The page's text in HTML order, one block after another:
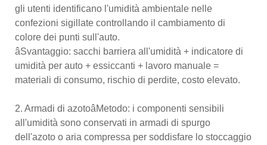
gli utenti identificano l'umidità ambientale nelle
confezioni sigillate controllando il cambiamento di
colore dei punti sull'auto.
âSvantaggio: sacchi barriera all'umidità + indicatore di
umidità per auto + essiccanti + lavoro manuale =
materiali di consumo, rischio di perdite, costo elevato.
2. Armadi di azotoâMetodo: i componenti sensibili
all'umidità sono conservati in armadi di spurgo
dell'azoto o aria compressa per soddisfare lo stoccaggio